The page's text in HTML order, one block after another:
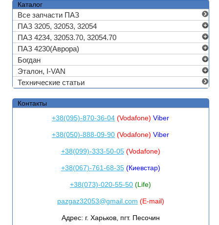
Каталог
Все запчасти ПАЗ
ПАЗ 3205, 32053, 32054
ПАЗ 4234, 32053.70, 32054.70
ПАЗ 4230(Аврора)
Богдан
Эталон, I-VAN
Технические статьи
Контакты
+38(095)-870-36-04 (Vodafone)Viber
+38(050)-888-09-90 (Vodafone)Viber
+38(099)-333-50-05(Vodafone)
+38(067)-761-68-35(Киевстар)
+38(073)-020-55-50 (Life)
pazgaz32053@gmail.com (E-mail)
Адрес: г. Харьков, пгт. Песочин